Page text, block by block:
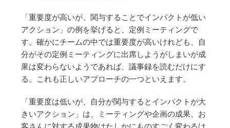
「重要度が高いが、関与することでインパクトが低い
アクション」の例を挙げると、定例ミーティングで
す。確かにチームの中では重要度が高いけれども、自
分がその定例ミーティングに出席しようがしまいが成
果は変わらないようであれば、議事録を読むだけにす
る。これも正しいアプローチの一つといえます。
「重要度は低いが、自分が関与するとインパクトが大
きいアクション」は、ミーティングや企画の成果、お
客さんに対する成果物はたしかにものすごく変わるけ